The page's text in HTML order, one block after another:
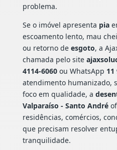
problema.
Se o imóvel apresenta pia
escoamento lento, mau
ou retorno de esgoto, a
chamada pelo site
4114-6060ou WhatsApp 11
atendimento humanizado,
foco em qualidade, a
Valparaíso - Santo André
residências, comércios,
que precisam resolver
tranquilidade.